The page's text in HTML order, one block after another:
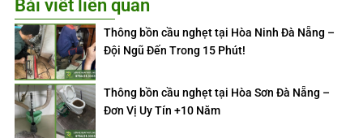
Bài viết liên quan
Thông bồn cầu nghẹt tại Hòa Ninh Đà Nẵng –
Đội Ngũ Đến Trong 15 Phút!
Thông bồn cầu nghẹt tại Hòa Sơn Đà Nẵng –
Đơn Vị Uy Tín +10 Năm